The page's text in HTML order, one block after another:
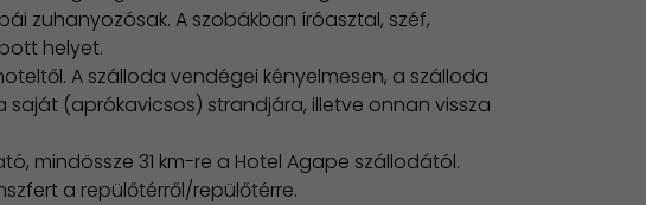
zuhanyozósak. A szobákban íróasztal, széf,
helyet.
A szálloda vendégei kényelmesen, a szálloda
(aprókavicsos) strandjára, illetve onnan vissza
mindössze 31 km-re a Hotel Agape szállodától.
a repülőtérről/repülőtérre.